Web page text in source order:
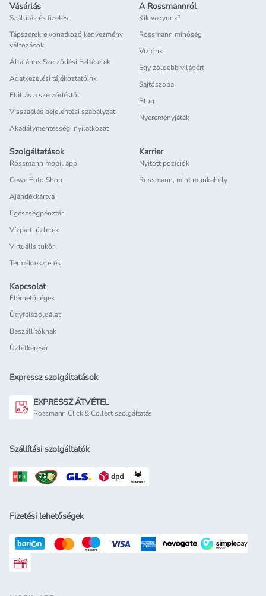
Vásárlás
Szállítás és fizetés
Tápszerekre vonatkozó kedvezmény
változások
Általános Szerződési Feltételek
Adatkezelési tájékoztatóink
Elállás a szerződéstől
Visszaélés bejelentési szabályzat
Akadálymentességi nyilatkozat
A Rossmannról
Kik vagyunk?
Rossmann minőség
Víziónk
Egy zöldebb világért
Sajtószoba
Blog
Nyereményjáték
Szolgáltatások
Rossmann mobil app
Cewe Foto Shop
Ajándékkártya
Egészségpénztár
Vízparti üzletek
Virtuális tükör
Terméktesztelés
Karrier
Nyitott pozíciók
Rossmann, mint munkahely
Kapcsolat
Elérhetőségek
Ügyfélszolgálat
Beszállítóknak
Üzletkereső
Expressz szolgáltatások
EXPRESSZ ÁTVÉTEL
Rossmann Click & Collect szolgáltatás
Szállítási szolgáltatók
Fizetési lehetőségek
Rossmann ajándékkártya